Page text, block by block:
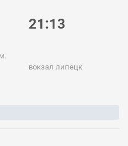
21:13
вокзал липецк